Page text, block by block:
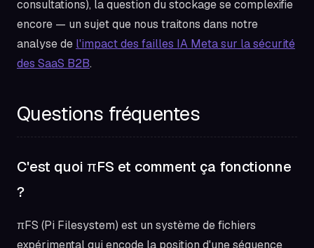
consultations), la question du stockage se complexifie
encore — un sujet que nous traitons dans notre
analyse de l'impact des failles IA Meta sur la sécurité
des SaaS B2B.
Questions fréquentes
C'est quoi πFS et comment ça fonctionne
?
πFS (Pi Filesystem) est un système de fichiers
expérimental qui encode la position d'une séquence